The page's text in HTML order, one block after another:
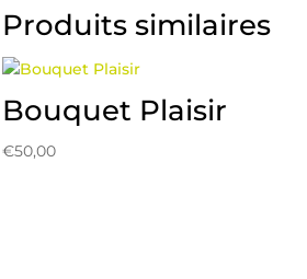
Produits similaires
Bouquet Plaisir
€50,00